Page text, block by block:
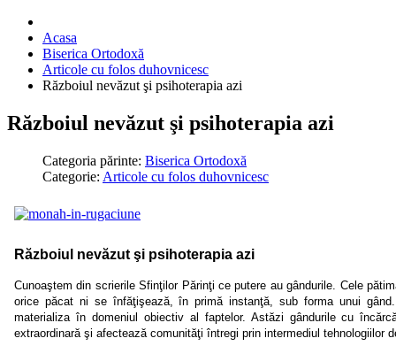
Acasa
Biserica Ortodoxă
Articole cu folos duhovnicesc
Războiul nevăzut şi psihoterapia azi
Războiul nevăzut şi psihoterapia azi
Categoria părinte: Biserica Ortodoxă
Categorie: Articole cu folos duhovnicesc
Războiul nevăzut şi psihoterapia azi
Cunoaştem din scrierile Sfinţilor Părinţi ce putere au gândurile. Cele
orice păcat ni se înfăţişează, în primă instanţă, sub forma unui
materializa în domeniul obiectiv al faptelor. Astăzi gândurile cu
extraordinară şi afectează comunităţi întregi prin intermediul tehnologiilor